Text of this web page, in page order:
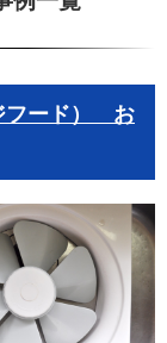
フード） お